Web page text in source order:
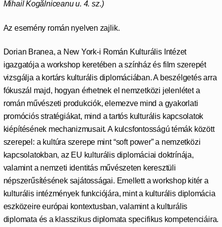
Mihail Kogălniceanu u. 4. sz.)
Az esemény román nyelven zajlik.
Dorian Branea, a New York-i Román Kulturális Intézet
igazgatója a workshop keretében a színház és film szerepét
vizsgálja a kortárs kulturális diplomáciában. A beszélgetés arra
fókuszál majd, hogyan érhetnek el nemzetközi jelenlétet a
román művészeti produkciók, elemezve mind a gyakorlati
promóciós stratégiákat, mind a tartós kulturális kapcsolatok
kiépítésének mechanizmusait. A kulcsfontosságú témák között
szerepel: a kultúra szerepe mint “soft power” a nemzetközi
kapcsolatokban, az EU kulturális diplomáciai doktrínája,
valamint a nemzeti identitás művészeten keresztüli
népszerűsítésének sajátosságai. Emellett a workshop kitér a
kulturális intézmények funkciójára, mint a kulturális diplomácia
eszközeire európai kontextusban, valamint a kulturális
diplomata és a klasszikus diplomata specifikus kompetenciáira.